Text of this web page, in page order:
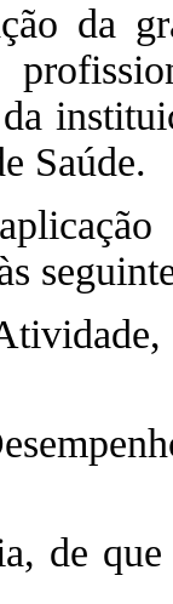
da
Saúde.
de